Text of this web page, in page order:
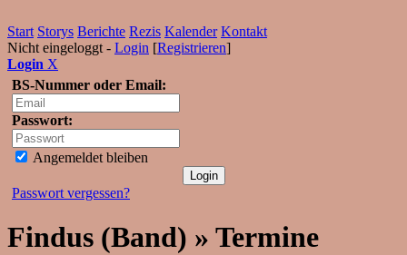
Start Storys Berichte Rezis Kalender Kontakt
Nicht eingeloggt - Login [Registrieren]
Login X
BS-Nummer oder Email:
Passwort:
Angemeldet bleiben
Passwort vergessen?
Findus (Band) » Termine